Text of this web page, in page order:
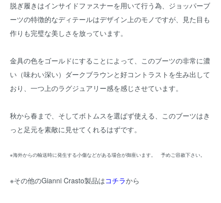
脱ぎ履きはインサイドファスナーを用いて行う為、ジョッパーブ
ーツの特徴的なディテールはデザイン上のモノですが、見た目も
作りも完璧な美しさを放っています。
金具の色をゴールドにすることによって、このブーツの非常に濃
い（味わい深い）ダークブラウンと好コントラストを生み出して
おり、一つ上のラグジュアリー感を感じさせています。
秋から春まで、そしてボトムスを選ばず使える、このブーツはき
っと足元を素敵に見せてくれるはずです。
※海外からの輸送時に発生する小傷などがある場合が御座います。 予めご容赦下さい。
※その他のGianni Crasto製品はコチラから